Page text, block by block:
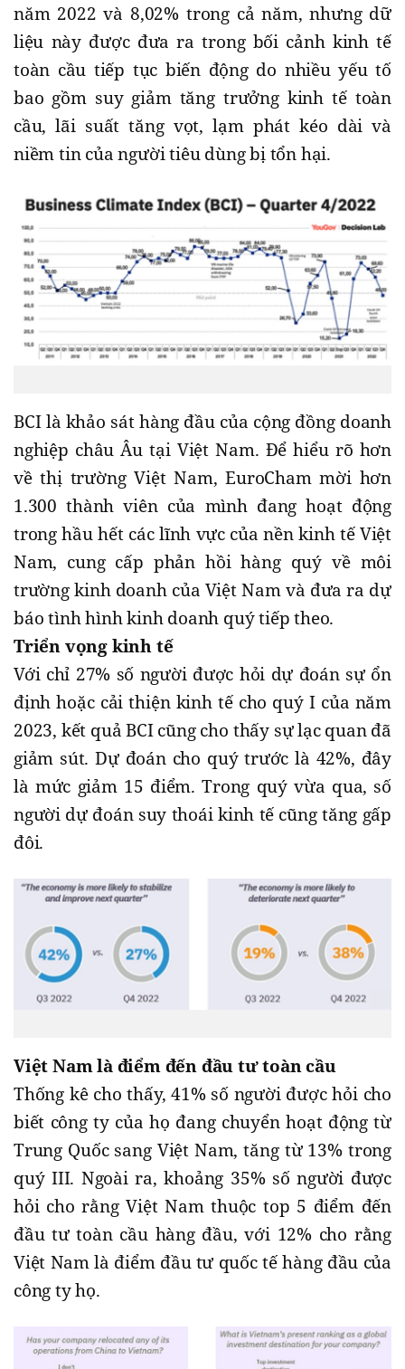
năm 2022 và 8,02% trong cả năm, nhưng dữ
liệu này được đưa ra trong bối cảnh kinh tế
toàn cầu tiếp tục biến động do nhiều yếu tố
bao gồm suy giảm tăng trưởng kinh tế toàn
cầu, lãi suất tăng vọt, lạm phát kéo dài và
niềm tin của người tiêu dùng bị tổn hại.
BCI là khảo sát hàng đầu của cộng đồng doanh
nghiệp châu Âu tại Việt Nam. Để hiểu rõ hơn
về thị trường Việt Nam, EuroCham mời hơn
1.300 thành viên của mình đang hoạt động
trong hầu hết các lĩnh vực của nền kinh tế Việt
Nam, cung cấp phản hồi hàng quý về môi
trường kinh doanh của Việt Nam và đưa ra dự
báo tình hình kinh doanh quý tiếp theo.
Triển vọng kinh tế
Với chỉ 27% số người được hỏi dự đoán sự ổn
định hoặc cải thiện kinh tế cho quý I của năm
2023, kết quả BCI cũng cho thấy sự lạc quan đã
giảm sút. Dự đoán cho quý trước là 42%, đây
là mức giảm 15 điểm. Trong quý vừa qua, số
người dự đoán suy thoái kinh tế cũng tăng gấp
đôi.
Việt Nam là điểm đến đầu tư toàn cầu
Thống kê cho thấy, 41% số người được hỏi cho
biết công ty của họ đang chuyển hoạt động từ
Trung Quốc sang Việt Nam, tăng từ 13% trong
quý III. Ngoài ra, khoảng 35% số người được
hỏi cho rằng Việt Nam thuộc top 5 điểm đến
đầu tư toàn cầu hàng đầu, với 12% cho rằng
Việt Nam là điểm đầu tư quốc tế hàng đầu của
công ty họ.